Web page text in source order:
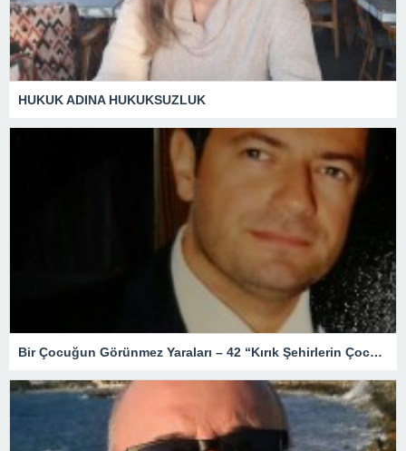
HUKUK ADINA HUKUKSUZLUK
Bir Çocuğun Görünmez Yaraları – 42 “Kırık Şehirlerin Çocukları”